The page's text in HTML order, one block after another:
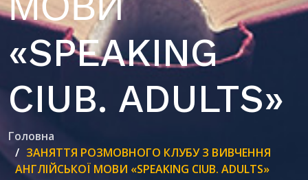
«SPEAKING
CIUB. ADULTS»
Головна
ЗАНЯТТЯ РОЗМОВНОГО КЛУБУ З ВИВЧЕННЯ
АНГЛІЙСЬКОЇ МОВИ «SPEAKING CIUB. ADULTS»